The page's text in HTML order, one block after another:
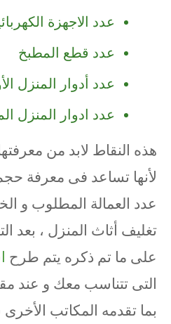
عدد الاجهزة
عدد قطع المطبخ
عدد أدوار المنزل
عدد ادوار المنزل
هذه النقاط لابد من
لأنها تساعد فى معرفة
عدد العمالة المطلوب و
تغليف أثاث المنزل ، بعد
على ما تم ذكره يتم طرح
التى تتناسب معك و عند
بما تقدمه المكاتب